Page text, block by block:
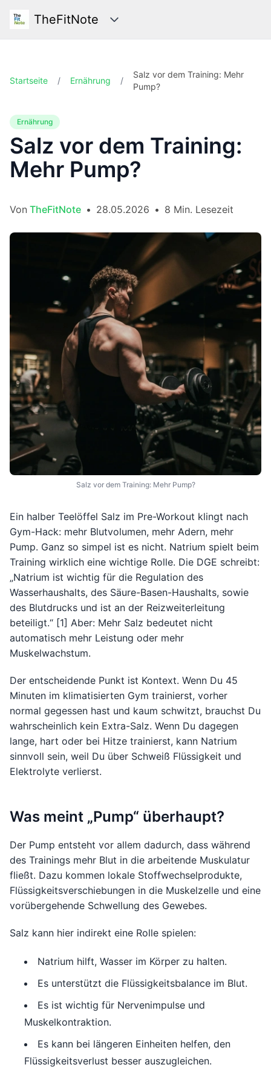
TheFitNote Kategorien
Startseite / Ernährung /
Salz vor dem Training: Mehr
Pump?
Ernährung
Salz vor dem Training:
Mehr Pump?
Von TheFitNote • 28.05.2026 • 8 Min. Lesezeit
Salz vor dem Training: Mehr Pump?
Ein halber Teelöffel Salz im Pre-Workout klingt nach
Gym-Hack: mehr Blutvolumen, mehr Adern, mehr
Pump. Ganz so simpel ist es nicht. Natrium spielt beim
Training wirklich eine wichtige Rolle. Die DGE schreibt:
„Natrium ist wichtig für die Regulation des
Wasserhaushalts, des Säure-Basen-Haushalts, sowie
des Blutdrucks und ist an der Reizweiterleitung
beteiligt.“ [1] Aber: Mehr Salz bedeutet nicht
automatisch mehr Leistung oder mehr
Muskelwachstum.
Der entscheidende Punkt ist Kontext. Wenn Du 45
Minuten im klimatisierten Gym trainierst, vorher
normal gegessen hast und kaum schwitzt, brauchst Du
wahrscheinlich kein Extra-Salz. Wenn Du dagegen
lange, hart oder bei Hitze trainierst, kann Natrium
sinnvoll sein, weil Du über Schweiß Flüssigkeit und
Elektrolyte verlierst.
Was meint „Pump“ überhaupt?
Der Pump entsteht vor allem dadurch, dass während
des Trainings mehr Blut in die arbeitende Muskulatur
fließt. Dazu kommen lokale Stoffwechselprodukte,
Flüssigkeitsverschiebungen in die Muskelzelle und eine
vorübergehende Schwellung des Gewebes.
Salz kann hier indirekt eine Rolle spielen:
Natrium hilft, Wasser im Körper zu halten.
Es unterstützt die Flüssigkeitsbalance im Blut.
Es ist wichtig für Nervenimpulse und
Muskelkontraktion.
Es kann bei längeren Einheiten helfen, den
Flüssigkeitsverlust besser auszugleichen.